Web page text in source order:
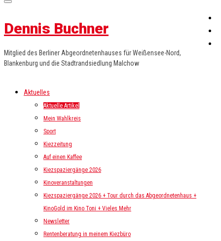
Dennis Buchner
Mitglied des Berliner Abgeordnetenhauses für Weißensee-Nord,
Blankenburg und die Stadtrandsiedlung Malchow
Aktuelles
Aktuelle Artikel
Mein Wahlkreis
Sport
Kiezzeitung
Auf einen Kaffee
Kiezspaziergänge 2026
Kinoveranstaltungen
Kiezspaziergänge 2026 + Tour durch das Abgeordnetenhaus +
KinoGold im Kino Toni + Vieles Mehr
Newsletter
Rentenberatung in meinem Kiezbüro